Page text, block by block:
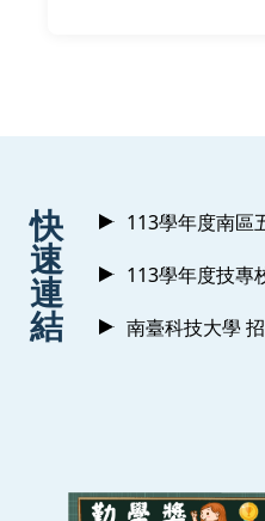
快
速
連
結
113學年度南區
113學年度技專
南臺科技大學